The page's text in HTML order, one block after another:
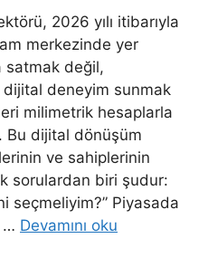
2026 yılı itibarıyla
merkezinde yer
satmak değil,
deneyim sunmak
milimetrik hesaplarla
Bu dijital dönüşüm
ve sahiplerinin
sorulardan biri şudur:
seçmeliyim?” Piyasada
… Devamını oku